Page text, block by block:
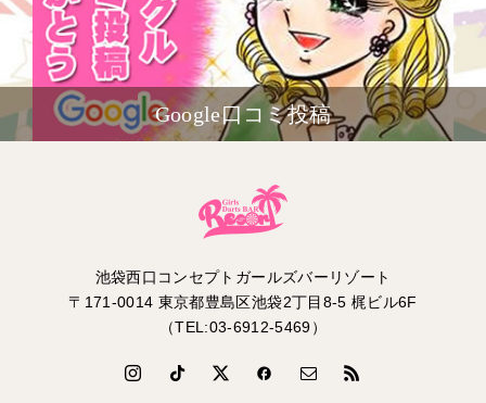
Google口コミ投稿
池袋西口コンセプトガールズバーリゾート
〒171-0014 東京都豊島区池袋2丁目8-5 梶ビル6F
（TEL:03-6912-5469）